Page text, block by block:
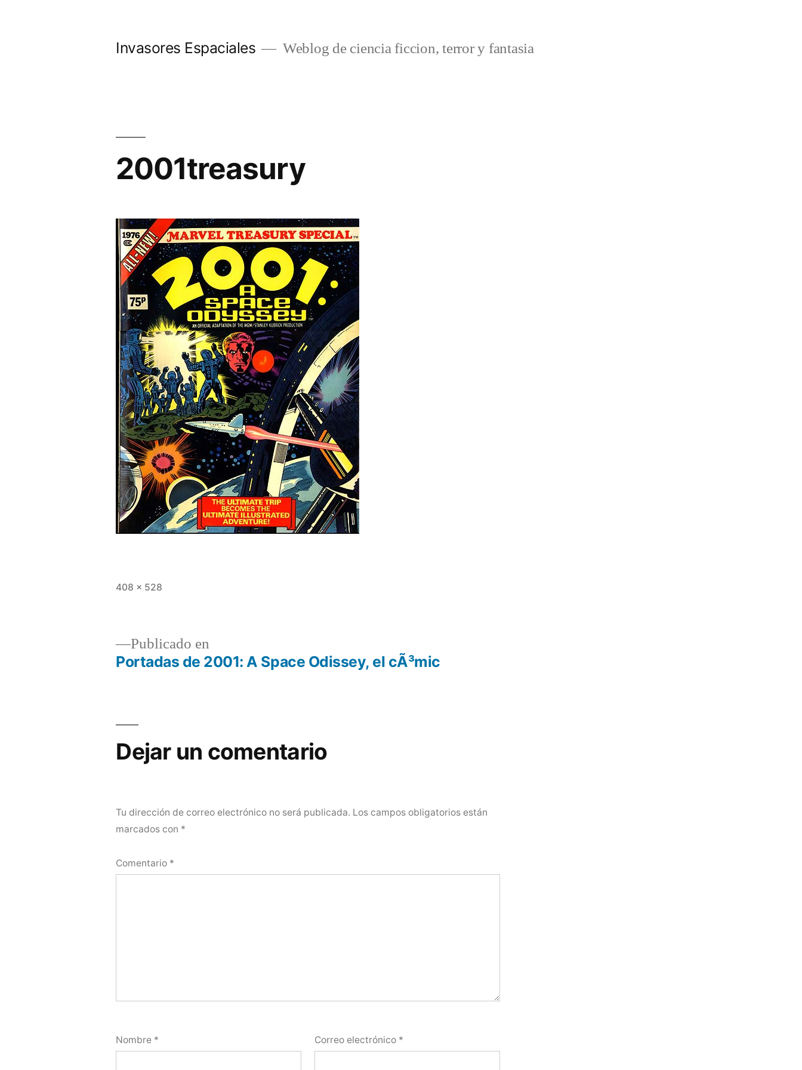
Invasores Espaciales Weblog de ciencia ficcion, terror y fantasia
2001treasury
Tamaño
408 × 528
Navegación
entradas
Publicado en
Portadas de 2001: A Space Odissey, el cÃ³mic
Dejar un comentario
Tu dirección de correo electrónico no será publicada. Los campos obligatorios están
marcados con *
Comentario *
Nombre * Correo electrónico *